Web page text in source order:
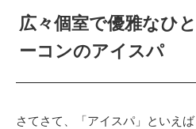
広々個室で優雅な
ーコンのアイスパ
さてさて、「アイスパ」といえ